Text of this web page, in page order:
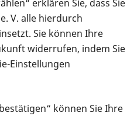
erklären Sie, dass Sie
V. alle hierdurch
Sie können Ihre
widerrufen, indem Sie
Einstellungen
können Sie Ihre